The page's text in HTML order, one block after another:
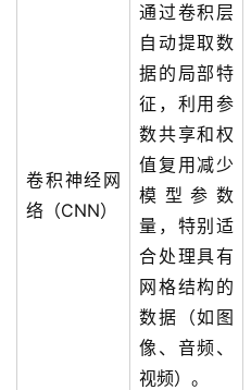
卷积神经网
络（CNN）
通过卷积层
自动提取数
据的局部特
征，利用参
数共享和权
值复用减少
模型参数
量，特别适
合处理具有
网格结构的
数据（如图
像、音频、
视频）。